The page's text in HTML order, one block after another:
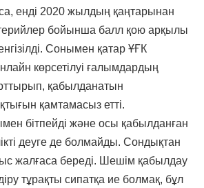
енді 2020 жылдың қаңтарынан
бойынша балл қою арқылы
Сонымен қатар ҰҒК
көрсетілуі ғалымдардың
қабылданатын
қамтамасыз етті.
бітпейді және осы қабылданған
деуге де болмайды. Сондықтан
жалғаса береді. Шешім қабылдау
тұрақты сипатқа ие болмақ, бұл